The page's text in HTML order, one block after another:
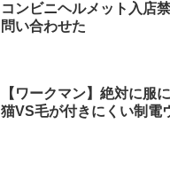
コンビニヘルメット入店
問い合わせた
【ワークマン】絶対に服
猫VS毛が付きにくい制電